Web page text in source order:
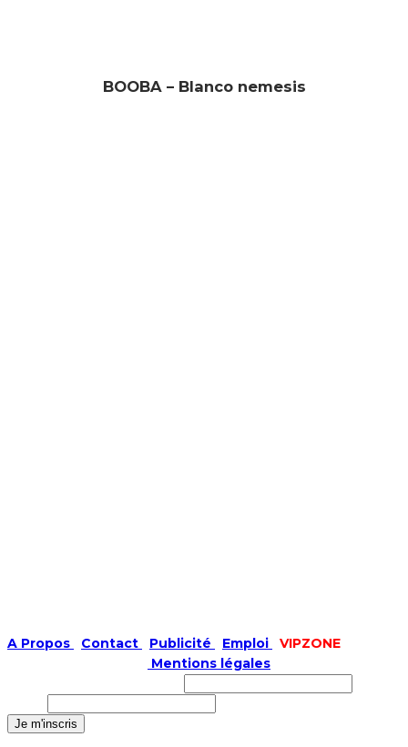
BOOBA – Blanco nemesis
A Propos Contact Publicité Emploi
VIPZONE
Mentions légales